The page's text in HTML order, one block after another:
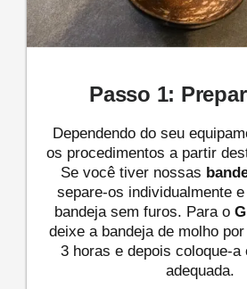
Passo 1:
Dependendo do seu
os procedimentos a partir
Se você tiver nossas
separe-os individualmente
bandeja sem furos. Para o
deixe a bandeja de molho
3 horas e depois coloque-a
adequada.